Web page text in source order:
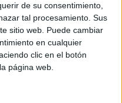
de su consentimiento,
tal procesamiento. Sus
sitio web. Puede cambiar
en cualquier
clic en el botón
página web.